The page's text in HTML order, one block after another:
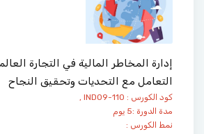
إدارة المخاطر المالية في التجارة
التعامل مع التحديات وتحقيق النجاح
كود الكورس : IND09-110 ,
مدة الدورة :5 يوم
نمط الكورس :